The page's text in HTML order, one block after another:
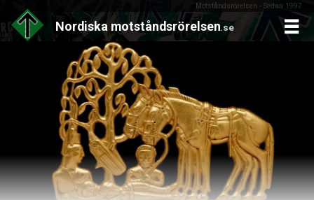
Motståndsrörelsen - Sedan 1997
Nordiska motståndsrörelsen.se
to
content